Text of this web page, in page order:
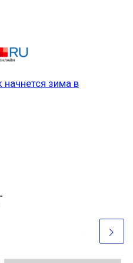
начнется зима в